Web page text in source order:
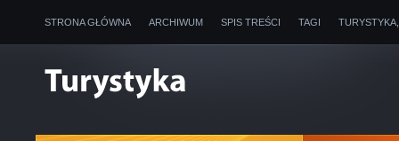
STRONA GŁÓWNA ARCHIWUM SPIS TREŚCI TAGI